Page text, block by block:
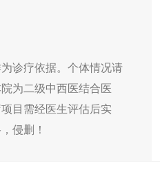
诊疗依据。个体情况请
为二级中西医结合医
目需经医生评估后实
侵删！